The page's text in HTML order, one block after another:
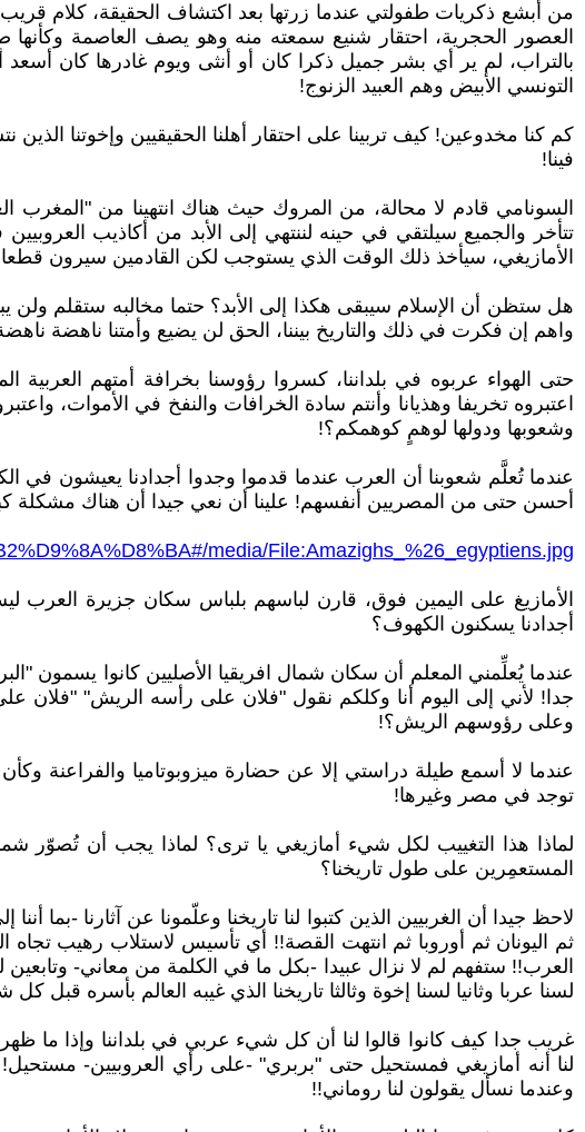
من أبشع ذكريات طفولتي عندما زرتها بعد اكتشاف الحقيقة، كلام
العصور الحجرية، احتقار شنيع سمعته منه وهو يصف العاصمة
بالتراب، لم ير أي بشر جميل ذكرا كان أو أنثى ويوم غادرها كان
التونسي الأبيض وهم العبيد الزنوج!
كم كنا مخدوعين! كيف تربينا على احتقار أهلنا الحقيقيين وإخوتنا
فينا!
السونامي قادم لا محالة، من المروك حيث هناك انتهينا من "المغرب
تتأخر والجميع سيلتقي في حينه لننتهي إلى الأبد من أكاذيب
الأمازيغي، سيأخذ ذلك الوقت الذي يستوجب لكن القادمين سيرون قطعا
هل ستظن أن الإسلام سيبقى هكذا إلى الأبد؟ حتما مخالبه ستقلم ولن
واهم إن فكرت في ذلك والتاريخ بيننا، الحق لن يضيع وأمتنا ناهضة
حتى الهواء عربوه في بلداننا، كسروا رؤوسنا بخرافة أمتهم العربية
اعتبروه تخريفا وهذيانا وأنتم سادة الخرافات والنفخ في الأموات،
وشعوبها ودولها لوهمٍ كوهمكم؟!
عندما تُعلَّم شعوبنا أن العرب عندما قدموا وجدوا أجدادنا يعيشون في
أحسن حتى من المصريين أنفسهم! علينا أن نعي جيدا أن هناك مشكلة
media/File:Amazighs_%26_egyptiens.jpg
الأمازيغ على اليمين فوق، قارن لباسهم بلباس سكان جزيرة
أجدادنا يسكنون الكهوف؟
عندما يُعلِّمني المعلم أن سكان شمال افريقيا الأصليين كانوا يسمون
جدا! لأني إلى اليوم أنا وكلكم نقول "فلان على رأسه الريش" "فلان
وعلى رؤوسهم الريش؟!
عندما لا أسمع طيلة دراستي إلا عن حضارة ميزوبوتاميا
توجد في مصر وغيرها!
لماذا هذا التغييب لكل شيء أمازيغي يا ترى؟ لماذا يجب أن تُصوّر
المستعمِرين على طول تاريخنا؟
لاحظ جيدا أن الغربيين الذين كتبوا لنا تاريخنا وعلّمونا عن آثارنا -
ثم اليونان ثم أوروبا ثم انتهت القصة!! أي تأسيس لاستلاب رهيب تجاه
العرب!! ستفهم لم لا نزال عبيدا -بكل ما في الكلمة من معاني- وتابعين
لسنا عربا وثانيا لسنا إخوة وثالثا تاريخنا الذي غيبه العالم بأسره
غريب جدا كيف كانوا قالوا لنا أن كل شيء عربي في بلداننا وإذا ما
لنا أنه أمازيغي فمستحيل حتى "بربري" -على رأي العروبيين- مستحيل!
وعندما نسأل يقولون لنا روماني!!